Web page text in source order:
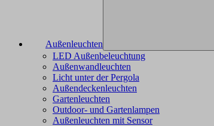
Außenleuchten
LED Außenbeleuchtung
Außenwandleuchten
Licht unter der Pergola
Außendeckenleuchten
Gartenleuchten
Outdoor- und Gartenlampen
Außenleuchten mit Sensor